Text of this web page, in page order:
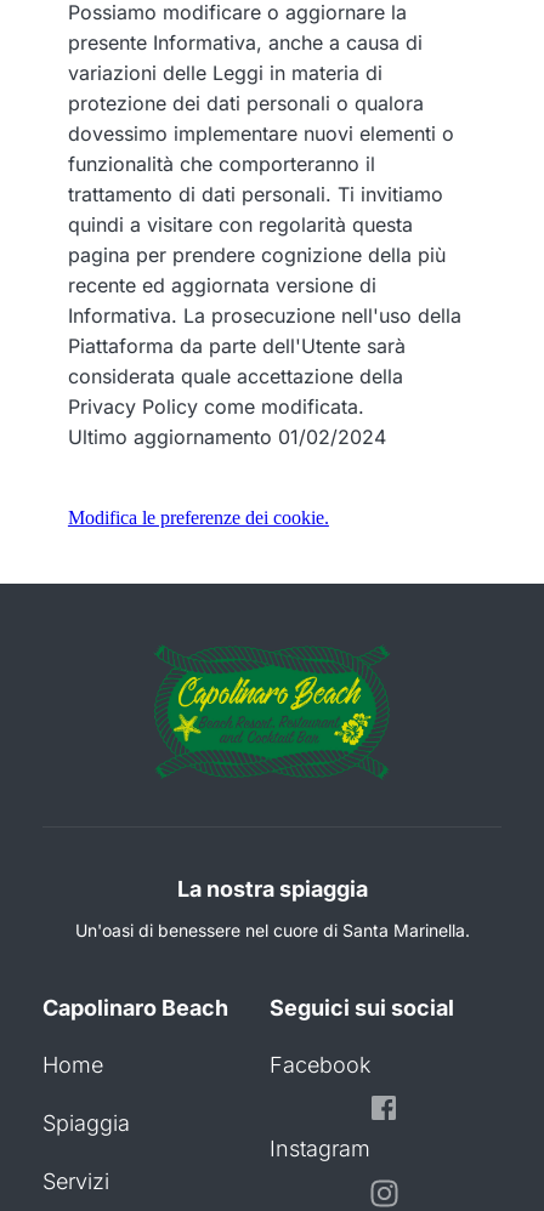
Possiamo modificare o aggiornare la
presente Informativa, anche a causa di
variazioni delle Leggi in materia di
protezione dei dati personali o qualora
dovessimo implementare nuovi elementi o
funzionalità che comporteranno il
trattamento di dati personali. Ti invitiamo
quindi a visitare con regolarità questa
pagina per prendere cognizione della più
recente ed aggiornata versione di
Informativa. La prosecuzione nell'uso della
Piattaforma da parte dell'Utente sarà
considerata quale accettazione della
Privacy Policy come modificata.
Ultimo aggiornamento 01/02/2024
Modifica le preferenze dei cookie.
La nostra spiaggia
Un'oasi di benessere nel cuore di Santa Marinella.
Capolinaro Beach
Home
Spiaggia
Servizi
Seguici sui social
Facebook
Instagram